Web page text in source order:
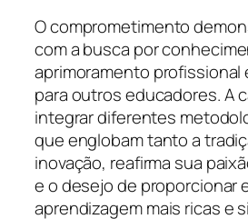
O comprometimento
com a busca por
aprimoramento profissional
para outros educadores. A
integrar diferentes
que englobam tanto a
inovação, reafirma sua
e o desejo de proporcionar
aprendizagem mais ricas e